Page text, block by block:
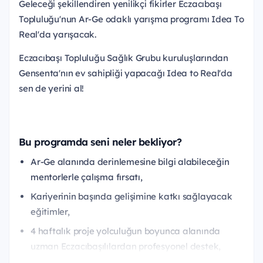
Geleceği şekillendiren yenilikçi fikirler Eczacıbaşı
Topluluğu'nun Ar-Ge odaklı yarışma programı Idea To
Real'da yarışacak.
Eczacıbaşı Topluluğu Sağlık Grubu kuruluşlarından
Gensenta'nın ev sahipliği yapacağı Idea to Real'da
sen de yerini al!
Bu programda seni neler bekliyor?
Ar-Ge alanında derinlemesine bilgi alabileceğin
mentorlerle çalışma fırsatı,
Kariyerinin başında gelişimine katkı sağlayacak
eğitimler,
4 haftalık proje yolculuğun boyunca alanında
uzman Eczacıbaşılılardan profesyonel destek,